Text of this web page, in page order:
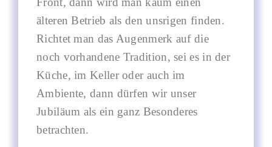
älteren Betrieb als den unsrigen finden.
Richtet man das Augenmerk auf die
noch vorhandene Tradition, sei es in der
Küche, im Keller oder auch im
Ambiente, dann dürfen wir unser
Jubiläum als ein ganz Besonderes
betrachten.